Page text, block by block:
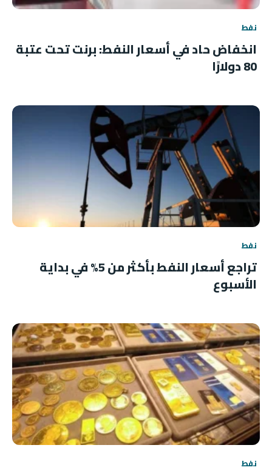
نفط
انخفاض حاد في أسعار النفط: برنت تحت عتبة
80 دولارًا
نفط
تراجع أسعار النفط بأكثر من 5% في بداية
الأسبوع
نفط